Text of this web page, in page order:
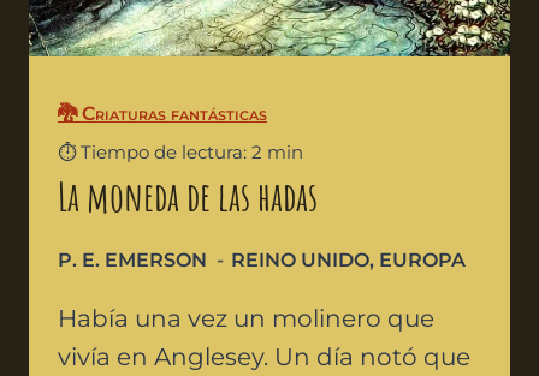
🐉 Criaturas fantásticas
⏱️ Tiempo de lectura: 2 min
La moneda de las hadas
P. E. EMERSON REINO UNIDO, EUROPA
Había una vez un molinero que
vivía en Anglesey. Un día notó que